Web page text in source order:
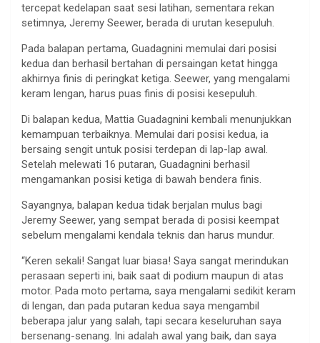
tercepat kedelapan saat sesi latihan, sementara rekan
setimnya, Jeremy Seewer, berada di urutan kesepuluh.
Pada balapan pertama, Guadagnini memulai dari posisi
kedua dan berhasil bertahan di persaingan ketat hingga
akhirnya finis di peringkat ketiga. Seewer, yang mengalami
keram lengan, harus puas finis di posisi kesepuluh.
Di balapan kedua, Mattia Guadagnini kembali menunjukkan
kemampuan terbaiknya. Memulai dari posisi kedua, ia
bersaing sengit untuk posisi terdepan di lap-lap awal.
Setelah melewati 16 putaran, Guadagnini berhasil
mengamankan posisi ketiga di bawah bendera finis.
Sayangnya, balapan kedua tidak berjalan mulus bagi
Jeremy Seewer, yang sempat berada di posisi keempat
sebelum mengalami kendala teknis dan harus mundur.
“Keren sekali! Sangat luar biasa! Saya sangat merindukan
perasaan seperti ini, baik saat di podium maupun di atas
motor. Pada moto pertama, saya mengalami sedikit keram
di lengan, dan pada putaran kedua saya mengambil
beberapa jalur yang salah, tapi secara keseluruhan saya
bersenang-senang. Ini adalah awal yang baik, dan saya